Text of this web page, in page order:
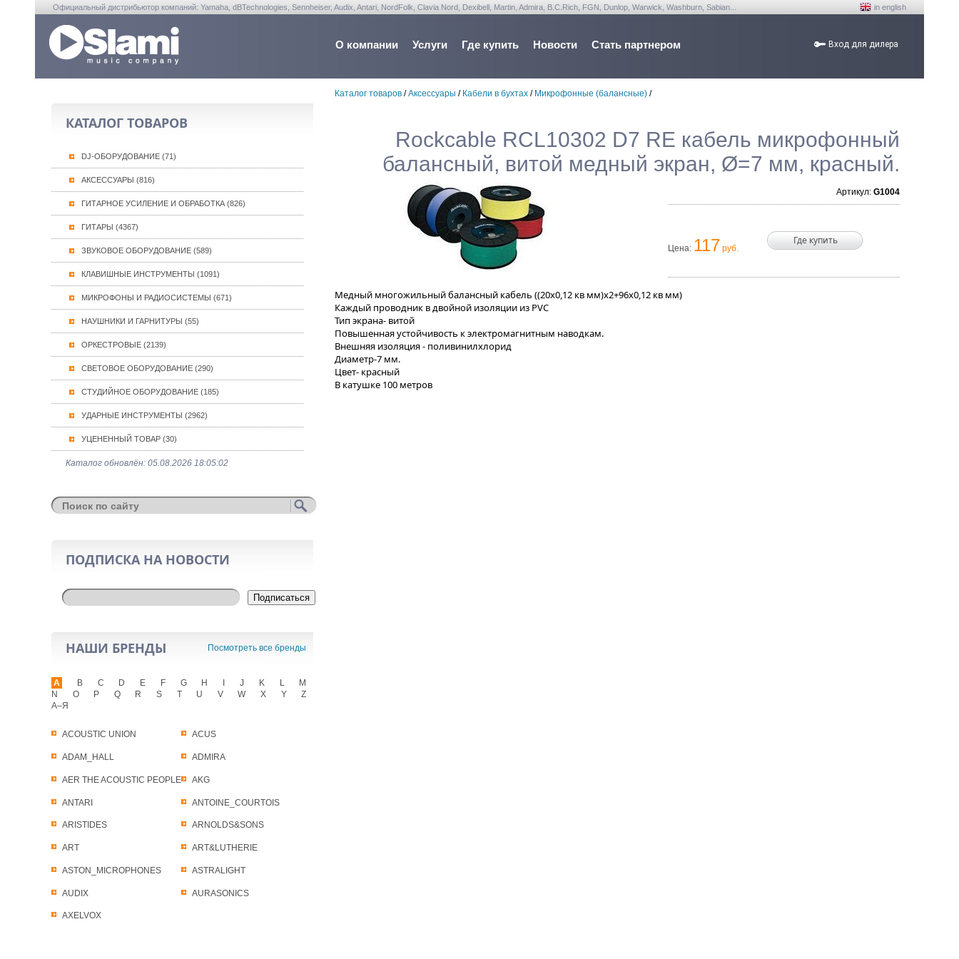
Официальный дистрибьютор компаний: Yamaha, dBTechnologies, Sennheiser, Audix, Antari, NordFolk, Clavia Nord, Dexibell, Martin, Admira, B.C.Rich, FGN, Dunlop, Warwick, Washburn, Sabian... in english
О компании Услуги Где купить Новости Стать партнером Вход для дилера
КАТАЛОГ ТОВАРОВ
DJ-ОБОРУДОВАНИЕ (71)
АКСЕССУАРЫ (816)
ГИТАРНОЕ УСИЛЕНИЕ И ОБРАБОТКА (826)
ГИТАРЫ (4367)
ЗВУКОВОЕ ОБОРУДОВАНИЕ (589)
КЛАВИШНЫЕ ИНСТРУМЕНТЫ (1091)
МИКРОФОНЫ И РАДИОСИСТЕМЫ (671)
НАУШНИКИ И ГАРНИТУРЫ (55)
ОРКЕСТРОВЫЕ (2139)
СВЕТОВОЕ ОБОРУДОВАНИЕ (290)
СТУДИЙНОЕ ОБОРУДОВАНИЕ (185)
УДАРНЫЕ ИНСТРУМЕНТЫ (2962)
УЦЕНЕННЫЙ ТОВАР (30)
Каталог обновлён: 05.08.2026 18:05:02
ПОДПИСКА НА НОВОСТИ
Подписаться
НАШИ БРЕНДЫ Посмотреть все бренды
A
ACOUSTIC UNION ACUS
ADAM_HALL ADMIRA
AER THE ACOUSTIC PEOPLE AKG
ANTARI ANTOINE_COURTOIS
ARISTIDES ARNOLDS&SONS
ART ART&LUTHERIE
ASTON_MICROPHONES ASTRALIGHT
AUDIX AURASONICS
AXELVOX
B C D E F G H J K L
M
N
O P Q R S T U V W X Y
Z
А–Я
Каталог товаров /Аксессуары / Кабели в бухтах / Микрофонные (балансные) /
Rockcable RCL10302 D7 RE кабель микрофонный
балансный, витой медный экран, Ø=7 мм, красный.
Артикул: G1004
Цена: 117 руб.
Где купить
Медный многожильный балансный кабель ((20х0,12 кв мм)х2+96х0,12 кв мм)
Каждый проводник в двойной изоляции из PVC
Тип экрана- витой
Повышенная устойчивость к электромагнитным наводкам.
Внешняя изоляция - поливинилхлорид
Диаметр-7 мм.
Цвет- красный
В катушке 100 метров